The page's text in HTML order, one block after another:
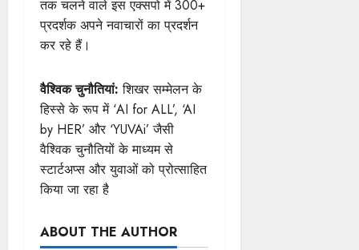
तक चलने वाले इस एक्सपो में 300+
प्रदर्शक अपने नवाचारों का प्रदर्शन
कर रहे हैं।
वैश्विक चुनौतियां: शिखर सम्मेलन के
हिस्से के रूप में ‘AI for ALL’, ‘AI
by HER’ और ‘YUVAi’ जैसी
वैश्विक चुनौतियों के माध्यम से
स्टार्टअप्स और युवाओं को प्रोत्साहित
किया जा रहा है
ABOUT THE AUTHOR